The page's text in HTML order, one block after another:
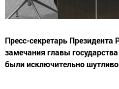
Пресс-секретарь Президента
замечания главы
были исключительно